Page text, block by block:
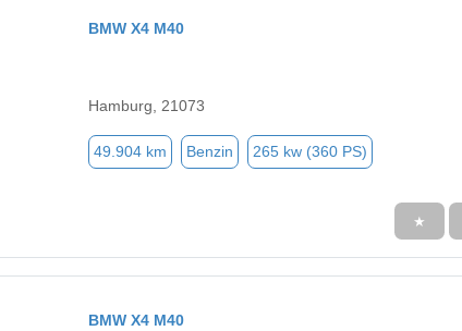
BMW X4 M40
Hamburg, 21073
49.904 km Benzin 265 kw (360 PS)
★
BMW X4 M40